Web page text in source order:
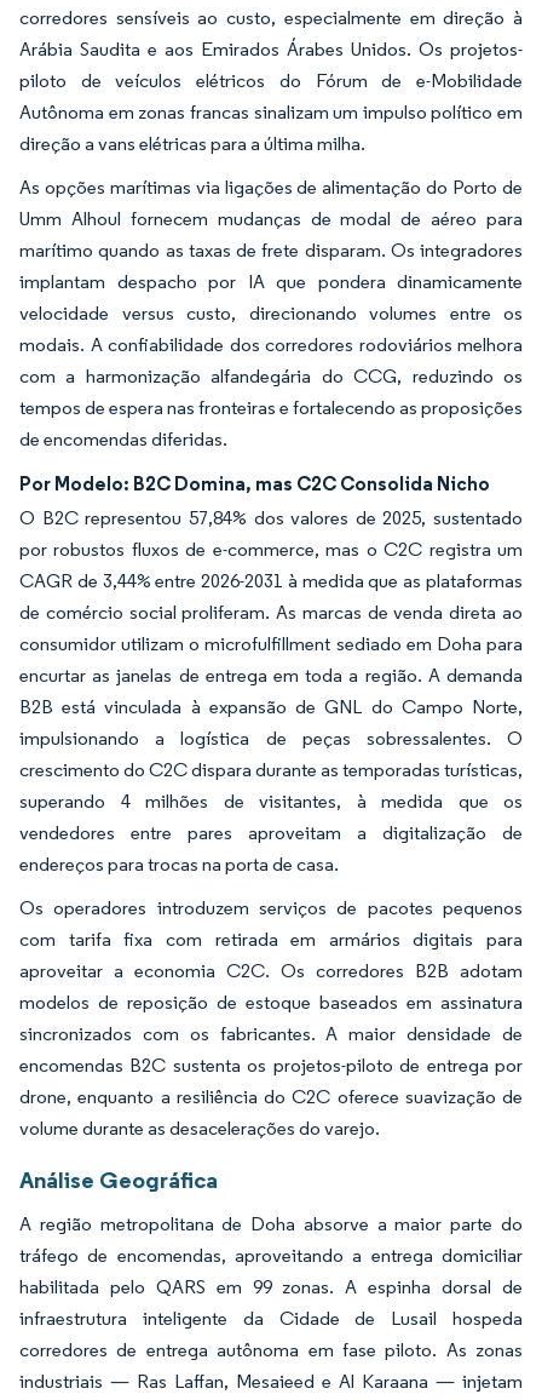
corredores sensíveis ao custo, especialmente em direção à
Arábia Saudita e aos Emirados Árabes Unidos. Os projetos-
piloto de veículos elétricos do Fórum de e-Mobilidade
Autônoma em zonas francas sinalizam um impulso político em
direção a vans elétricas para a última milha.
As opções marítimas via ligações de alimentação do Porto de
Umm Alhoul fornecem mudanças de modal de aéreo para
marítimo quando as taxas de frete disparam. Os integradores
implantam despacho por IA que pondera dinamicamente
velocidade versus custo, direcionando volumes entre os
modais. A confiabilidade dos corredores rodoviários melhora
com a harmonização alfandegária do CCG, reduzindo os
tempos de espera nas fronteiras e fortalecendo as proposições
de encomendas diferidas.
Por Modelo: B2C Domina, mas C2C Consolida Nicho
O B2C representou 57,84% dos valores de 2025, sustentado
por robustos fluxos de e-commerce, mas o C2C registra um
CAGR de 3,44% entre 2026-2031 à medida que as plataformas
de comércio social proliferam. As marcas de venda direta ao
consumidor utilizam o microfulfillment sediado em Doha para
encurtar as janelas de entrega em toda a região. A demanda
B2B está vinculada à expansão de GNL do Campo Norte,
impulsionando a logística de peças sobressalentes. O
crescimento do C2C dispara durante as temporadas turísticas,
superando 4 milhões de visitantes, à medida que os
vendedores entre pares aproveitam a digitalização de
endereços para trocas na porta de casa.
Os operadores introduzem serviços de pacotes pequenos
com tarifa fixa com retirada em armários digitais para
aproveitar a economia C2C. Os corredores B2B adotam
modelos de reposição de estoque baseados em assinatura
sincronizados com os fabricantes. A maior densidade de
encomendas B2C sustenta os projetos-piloto de entrega por
drone, enquanto a resiliência do C2C oferece suavização de
volume durante as desacelerações do varejo.
Análise Geográfica
A região metropolitana de Doha absorve a maior parte do
tráfego de encomendas, aproveitando a entrega domiciliar
habilitada pelo QARS em 99 zonas. A espinha dorsal de
infraestrutura inteligente da Cidade de Lusail hospeda
corredores de entrega autônoma em fase piloto. As zonas
industriais — Ras Laffan, Mesaieed e Al Karaana — injetam